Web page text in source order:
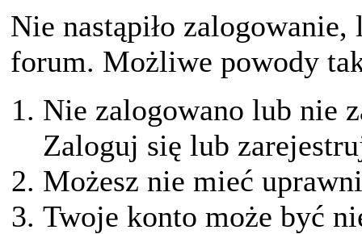
Nie nastąpiło
forum. Możliwe powody
Nie zalogowano lub nie
Zaloguj się lub
Możesz nie mieć
Twoje konto może być